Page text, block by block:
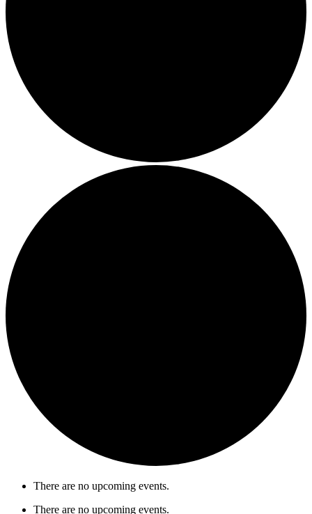
There are no upcoming events.
There are no upcoming events.